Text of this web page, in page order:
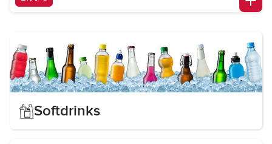
Softdrinks